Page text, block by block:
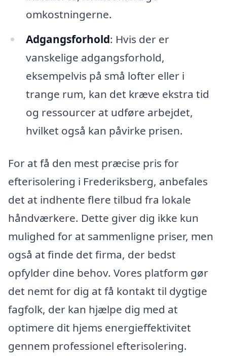
omkostningerne.
Adgangsforhold: Hvis der er
vanskelige adgangsforhold,
eksempelvis på små lofter eller i
trange rum, kan det kræve ekstra tid
og ressourcer at udføre arbejdet,
hvilket også kan påvirke prisen.
For at få den mest præcise pris for
efterisolering i Frederiksberg, anbefales
det at indhente flere tilbud fra lokale
håndværkere. Dette giver dig ikke kun
mulighed for at sammenligne priser, men
også at finde det firma, der bedst
opfylder dine behov. Vores platform gør
det nemt for dig at få kontakt til dygtige
fagfolk, der kan hjælpe dig med at
optimere dit hjems energieffektivitet
gennem professionel efterisolering.